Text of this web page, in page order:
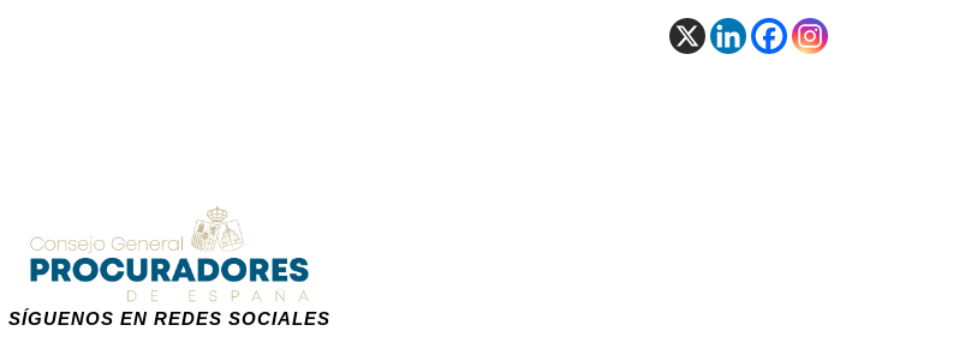
SÍGUENOS EN REDES SOCIALES